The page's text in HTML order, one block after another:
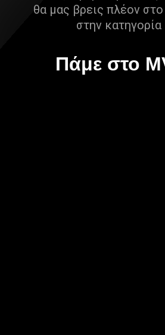
θα μας βρεις πλέον στο
στην κατηγορία
Πάμε στο